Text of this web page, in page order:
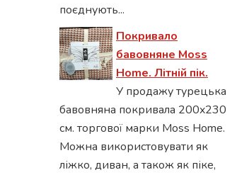
поєднують...
Покривало
бавовняне Moss
Home. Літній пік.
У продажу турецька
бавовняна покривала 200x230
см. торгової марки Moss Home.
Можна використовувати як
ліжко, диван, а також як піке,